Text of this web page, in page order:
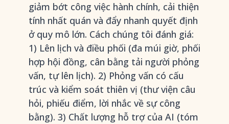
giảm bớt công việc hành chính, cải thiện
tính nhất quán và đẩy nhanh quyết định
ở quy mô lớn. Cách chúng tôi đánh giá:
1) Lên lịch và điều phối (đa múi giờ, phối
hợp hội đồng, cân bằng tải người phỏng
vấn, tự lên lịch). 2) Phỏng vấn có cấu
trúc và kiểm soát thiên vị (thư viện câu
hỏi, phiếu điểm, lời nhắc về sự công
bằng). 3) Chất lượng hỗ trợ của AI (tóm